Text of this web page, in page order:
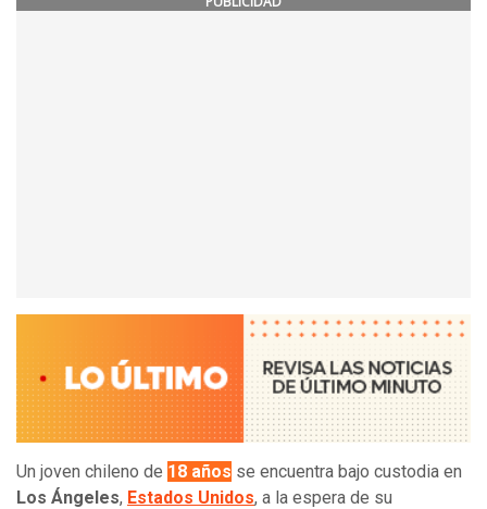
Un joven chileno de 18 años se encuentra bajo custodia en
Los Ángeles, Estados Unidos, a la espera de su